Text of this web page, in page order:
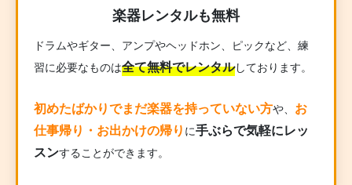
楽器レンタルも無料
ドラムやギター、アンプやヘッドホン、ピックなど、練
習に必要なものは全て無料でレンタルしております。
初めたばかりでまだ楽器を持っていない方や、 お
仕事帰り・お出かけの帰り に手ぶらで気軽にレッ
スンすることができます。